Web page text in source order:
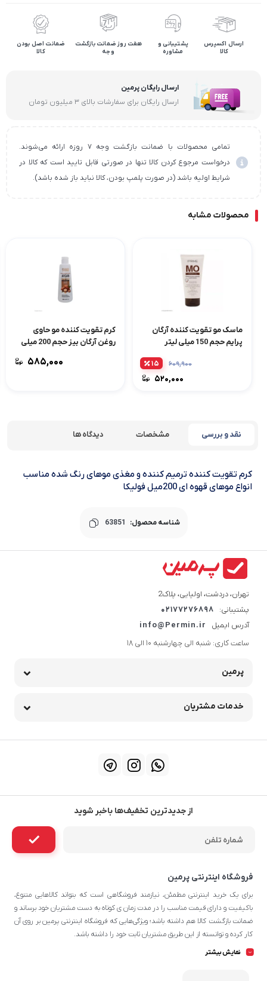
ارسال اکسپرس
کالا
پشتیبانی و
مشاوره
هفت روز ضمانت بازگشت
وجه
ضمانت اصل بودن
کالا
ارسال رایگان پرمین
ارسال رایگان برای سفارشات بالای ۳ میلیون تومان
تمامی محصولات با ضمانت بازگشت وجه ۷ روزه ارائه می‌شوند.
درخواست مرجوع کردن کالا تنها در صورتی قابل تایید است که کالا در
شرایط اولیه باشد (در صورت پلمپ بودن، کالا نباید باز شده باشد).
محصولات مشابه
ماسک مو تقویت کننده آرگان
پرایم حجم 150 میلی لیتر
۶۰۹,۹۰۰
۵۲۰,۰۰۰
۱۵
کرم تقویت کننده مو حاوی
روغن آرگان بیز حجم 200 میلی
۵۸۵,۰۰۰
نقد و بررسی مشخصات دیدگاه ها
کرم تقویت کننده ترمیم کننده و مغذی موهای رنگ شده مناسب
انواع موهای قهوه ای 200میل فولیکا
شناسه محصول: 63851
تهران، دردشت، اولیایی، پلاک2
پشتیبانی:
02177276898
آدرس ایمیل
info@Permin.ir
ساعت کاری: شنبه الی چهارشنبه 10 الی 18
پرمین
خدمات مشتریان
از جدیدترین تخفیف‌ها باخبر شوید
فروشگاه اینترنتی پرمین
برای یک خرید اینترنتی مطمئن، نیازمند فروشگاهی است که بتواند کالاهایی متنوع،
باکیفیت و دارای قیمت مناسب را در مدت زمان ی کوتاه به دست مشتریان خود برساند و
ضمانت بازگشت کالا هم داشته باشد؛ ویژگی‌هایی که فروشگاه اینترنتی پرمین بر روی آن‌
کار کرده و توانسته از این طریق مشتریان ثابت خود را داشته باشد.
چه محصولاتی در پرمین قابل سفارش
نمایش بیشتر